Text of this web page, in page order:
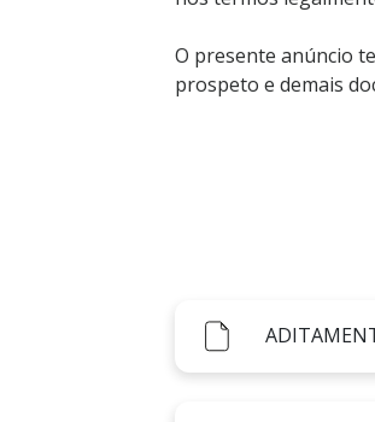
O presente anúncio
prospeto e demais